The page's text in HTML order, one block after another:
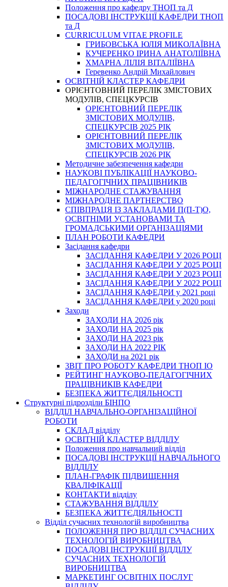
Положення про кафедру ТНОП та Д
ПОСАДОВІ ІНСТРУКЦІЇ КАФЕДРИ ТНОП
та Д
CURRICULUM VITAE PROFILE
ГРИБОВСЬКА ЮЛІЯ МИКОЛАЇВНА
КУЧЕРЕНКО ІРИНА АНАТОЛІЇВНА
ХМАРНА ЛІЛІЯ ВІТАЛІЇВНА
Геревенко Андрій Михайлович
ОСВІТНІЙ КЛАСТЕР КАФЕДРИ
ОРІЄНТОВНИЙ ПЕРЕЛІК ЗМІСТОВИХ
МОДУЛІВ, СПЕЦКУРСІВ
ОРІЄНТОВНИЙ ПЕРЕЛІК
ЗМІСТОВИХ МОДУЛІВ,
СПЕЦКУРСІВ 2025 РІК
ОРІЄНТОВНИЙ ПЕРЕЛІК
ЗМІСТОВИХ МОДУЛІВ,
СПЕЦКУРСІВ 2026 РІК
Методичне забезпечення кафедри
НАУКОВІ ПУБЛІКАЦІЇ НАУКОВО-
ПЕДАГОГІЧНИХ ПРАЦІВНИКІВ
МІЖНАРОДНЕ СТАЖУВАННЯ
МІЖНАРОДНЕ ПАРТНЕРСТВО
СПІВПРАЦЯ ІЗ ЗАКЛАДАМИ П(П-Т)О,
ОСВІТНІМИ УСТАНОВАМИ ТА
ГРОМАДСЬКИМИ ОРГАНІЗАЦІЯМИ
ПЛАН РОБОТИ КАФЕДРИ
Засідання кафедри
ЗАСІДАННЯ КАФЕДРИ У 2026 РОЦІ
ЗАСІДАННЯ КАФЕДРИ У 2025 РОЦІ
ЗАСІДАННЯ КАФЕДРИ У 2023 РОЦІ
ЗАСІДАННЯ КАФЕДРИ У 2022 РОЦІ
ЗАСІДАННЯ КАФЕДРИ у 2021 році
ЗАСІДАННЯ КАФЕДРИ у 2020 році
Заходи
ЗАХОДИ НА 2026 рік
ЗАХОДИ НА 2025 рік
ЗАХОДИ НА 2023 рік
ЗАХОДИ НА 2022 РІК
ЗАХОДИ на 2021 рік
3BIT ПРО РОБОТУ КАФЕДРИ ТНОП ІО
РЕЙТИНГ НАУКОВО-ПЕДАГОГІЧНИХ
ПРАЦІВНИКІВ КАФЕДРИ
БЕЗПЕКА ЖИТТЄДІЯЛЬНОСТІ
Структурні підрозділи БІНПО
ВІДДІЛ НАВЧАЛЬНО-ОРГАНІЗАЦІЙНОЇ
РОБОТИ
СКЛАД відділу
ОСВІТНІЙ КЛАСТЕР ВІДДІЛУ
Положення про навчальний вiддiл
ПОСАДОВІ ІНСТРУКЦІЇ НАВЧАЛЬНОГО
ВІДДІЛУ
ПЛАН-ГРАФІК ПІДВИЩЕННЯ
КВАЛІФІКАЦІЇ
КОНТАКТИ відділу
СТАЖУВАННЯ ВІДДІЛУ
БЕЗПЕКА ЖИТТЄДІЯЛЬНОСТІ
Відділ сучасних технологій виробництва
ПОЛОЖЕННЯ ПРО ВІДДІЛ СУЧАСНИХ
ТЕХНОЛОГІЙ ВИРОБНИЦТВА
ПОСАДОВІ ІНСТРУКЦІЇ ВІДДІЛУ
СУЧАСНИХ ТЕХНОЛОГІЙ
ВИРОБНИЦТВА
МАРКЕТИНГ ОСВІТНІХ ПОСЛУГ